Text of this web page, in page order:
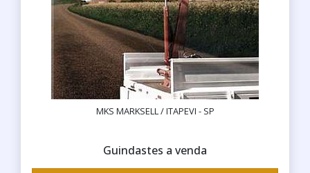
MKS MARKSELL / ITAPEVI - SP
Guindastes a venda